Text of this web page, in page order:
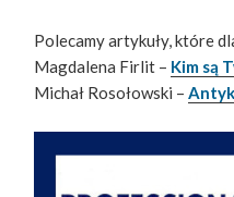
Polecamy artykuły, które
Magdalena Firlit – Kim są
Michał Rosołowski –